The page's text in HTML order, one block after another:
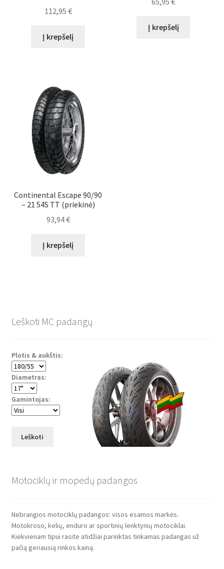
112,95 €
Į krepšelį
Į krepšelį
Continental Escape 90/90
– 21 54S TT (priekinė)
93,94€
Į krepšelį
Leškoti MC padangų
Plotis & aukštis:
Diametras:
Gamintojas:
Leškoti
Motociklų ir mopedų padangos
Nebrangios motociklų padangos: visos esamos markės.
Motokroso, kelių, enduro ar sportinių lenktynių motociklai.
Kiekvienam tipui rasite atidžiai parinktas tinkamas padangas už
pačią geriausią rinkos kainą.